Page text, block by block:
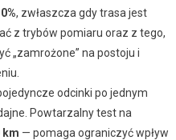
, zwłaszcza gdy trasa jest
z trybów pomiaru oraz z tego,
„zamrożone” na postoju i
odcinki po jednym
Powtarzalny test na
km — pomaga ograniczyć wpływ